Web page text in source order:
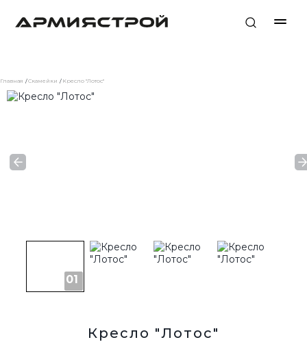
Главная Скамейки Кресло "Лотос"
Кресло "Лотос"